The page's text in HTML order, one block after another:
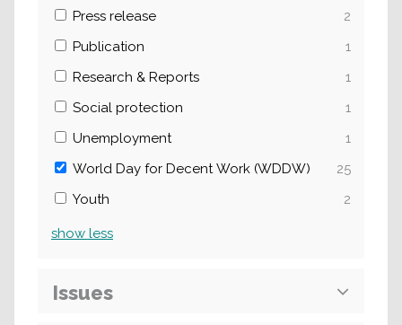
Press release
2
Publication
1
Research & Reports
1
Social protection
1
Unemployment
1
World Day for Decent Work (WDDW)
25
Youth
2
show less
Issues